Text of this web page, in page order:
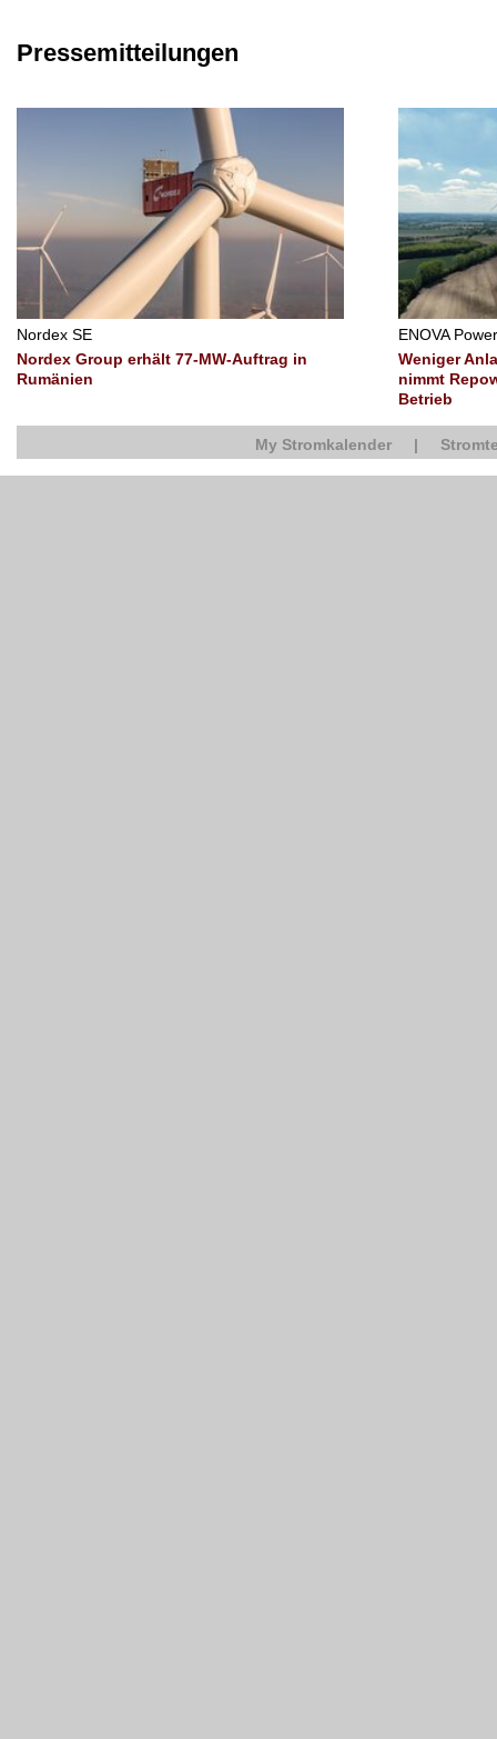
Pressemitteilungen
Nordex SE
Nordex Group erhält 77-MW-Auftrag in
Rumänien
ENOVA
Weniger
nimmt
Betrieb
My Stromkalender |